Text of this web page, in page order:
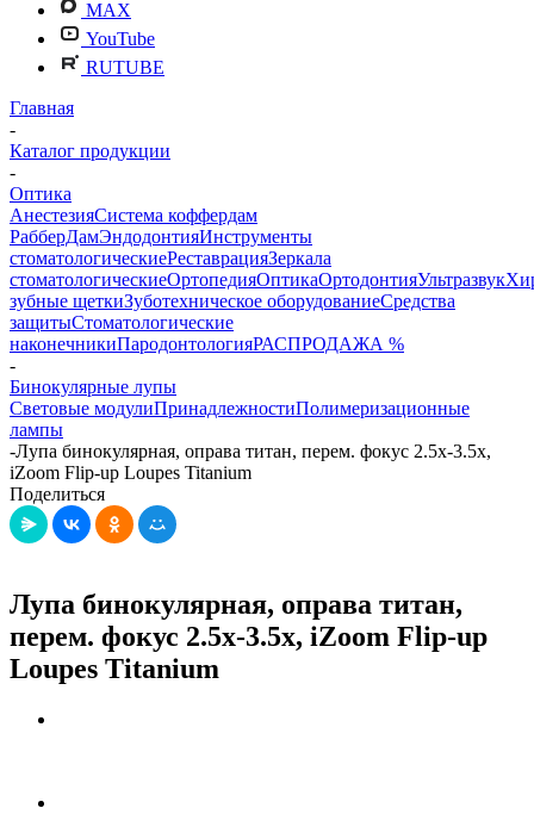
MAX
YouTube
RUTUBE
Главная
-
Каталог продукции
-
Оптика
АнестезияСистема коффердам
РабберДамЭндодонтияИнструменты
стоматологическиеРеставрацияЗеркала
стоматологическиеОртопедияОптикаОртодонтияУльтразвук
зубные щеткиЗуботехническое оборудованиеСредства
защитыСтоматологические
наконечникиПародонтологияРАСПРОДАЖА %
-
Бинокулярные лупы
Световые модулиПринадлежностиПолимеризационные
лампы
-Лупа бинокулярная, оправа титан, перем. фокус 2.5х-3.5х,
iZoom Flip-up Loupes Titanium
Поделиться
Лупа бинокулярная, оправа титан,
перем. фокус 2.5х-3.5х, iZoom Flip-up
Loupes Titanium